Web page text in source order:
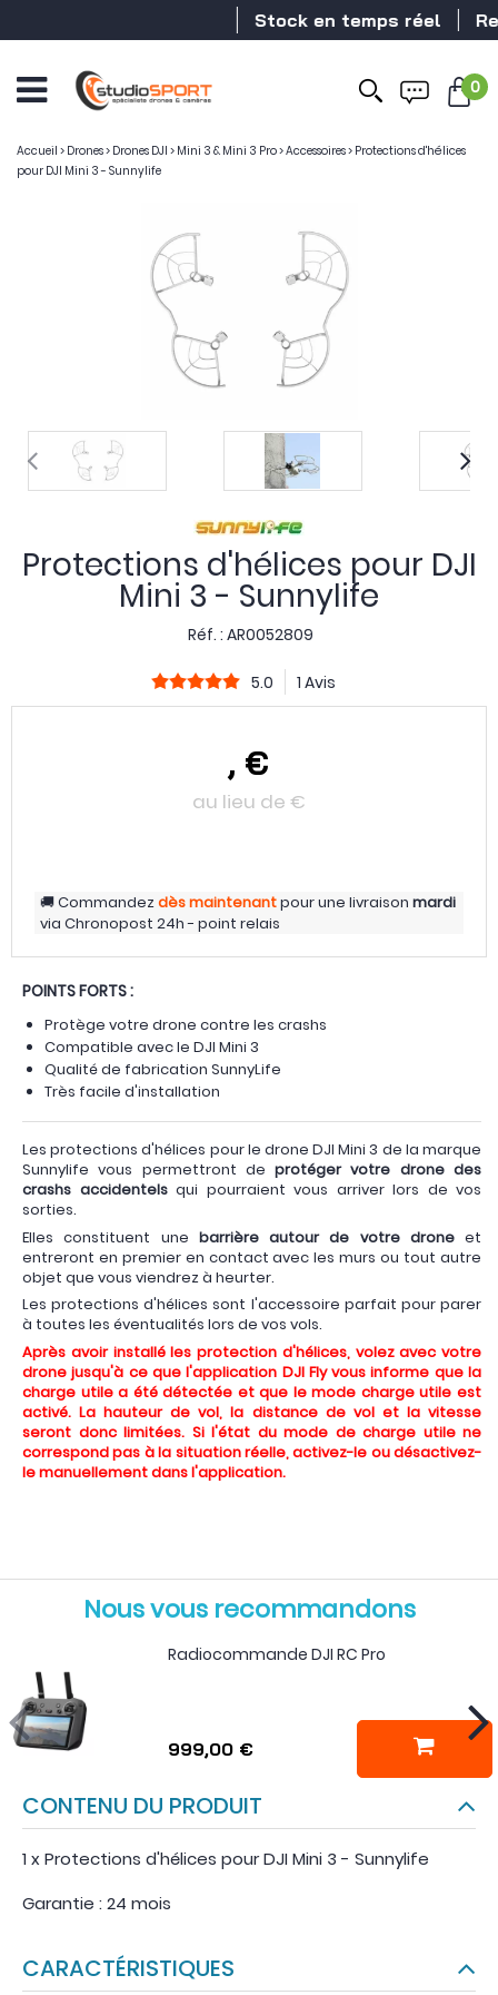
Stock en temps réel
0
Accueil > Drones> Drones DJI > Mini 3 & Mini 3 Pro>Accessoires> Protections d'hélices
pour DJI Mini 3 - Sunnylife
Protections d'hélices pour DJI
Mini 3 - Sunnylife
Réf. : AR0052809
5.0 1 Avis
, €
au lieu de €
Commandezdès maintenantpour une livraison mardi
via Chronopost 24h - point relais
POINTS FORTS :
Protège votre drone contre les crashs
Compatible avec le DJI Mini 3
Qualité de fabrication SunnyLife
Très facile d'installation
Les protections d'hélices pour le drone DJI Mini 3 de la marque
Sunnylife vous permettront deprotéger votre drone des
crashs accidentelsqui pourraient vous arriver lors de vos
sorties.
Elles constituent une barrière autour de votre droneet
entreront en premier en contact avec les murs ou tout autre
objet que vous viendrez à heurter.
Les protections d'hélices sont l'accessoire parfait pour parer
à toutes les éventualités lors de vos vols.
Après avoir installé les protection d'hélices, volez avec votre
drone jusqu'à ce que l'application DJI Fly vous informe que la
charge utile a été détectée et que le mode charge utile est
activé. La hauteur de vol, la distance de vol et la vitesse
seront donc limitées. Si l'état du mode de charge utile ne
correspond pas à la situation réelle, activez-le ou désactivez-
le manuellement dans l'application.
Nous vous recommandons
Radiocommande DJI RC Pro
999,00 €
CONTENU DU PRODUIT
1 x Protections d'hélices pour DJI Mini 3 - Sunnylife
Garantie : 24 mois
CARACTÉRISTIQUES